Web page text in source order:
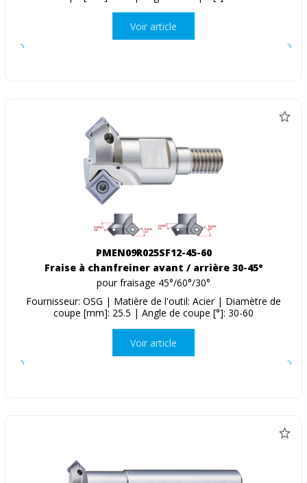
Voir article
PMEN09R025SF12-45-60
Fraise à chanfreiner avant / arrière 30-45°
pour fraisage 45°/60°/30°
Fournisseur: OSG | Matière de l'outil: Acier | Diamètre de
coupe [mm]: 25.5 | Angle de coupe [°]: 30-60
Voir article